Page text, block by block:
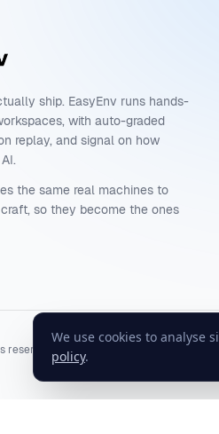
We use cookies to analyse
policy.
ship. EasyEnv runs hands-
with auto-graded
replay, and signal on how
the same real machines to
so they become the ones
reserved. Terms Status